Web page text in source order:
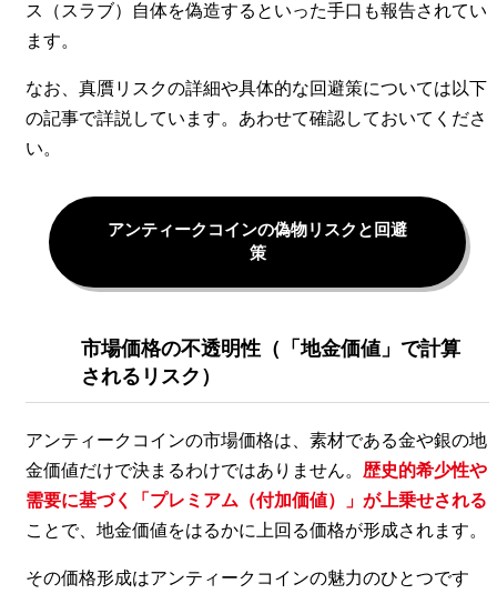
ス（スラブ）自体を偽造するといった手口も報告されてい
ます。
なお、真贋リスクの詳細や具体的な回避策については以下
の記事で詳説しています。あわせて確認しておいてくださ
い。
アンティークコインの偽物リスクと回避
策
市場価格の不透明性（「地金価値」で計算
されるリスク）
アンティークコインの市場価格は、素材である金や銀の地
金価値だけで決まるわけではありません。 歴史的希少性や
需要に基づく「プレミアム（付加価値）」が上乗せされる
ことで、地金価値をはるかに上回る価格が形成されます。
その価格形成はアンティークコインの魅力のひとつです